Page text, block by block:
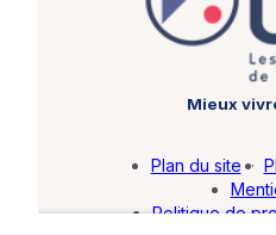
Mieux
Plan du site ·
Politique de